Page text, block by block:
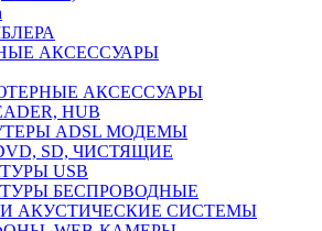
АКСЕССУАРЫ
АКСЕССУАРЫ
HUB
ADSL МОДЕМЫ
SD, ЧИСТЯЩИЕ
USB
БЕСПРОВОДНЫЕ
АКУСТИЧЕСКИЕ СИСТЕМЫ